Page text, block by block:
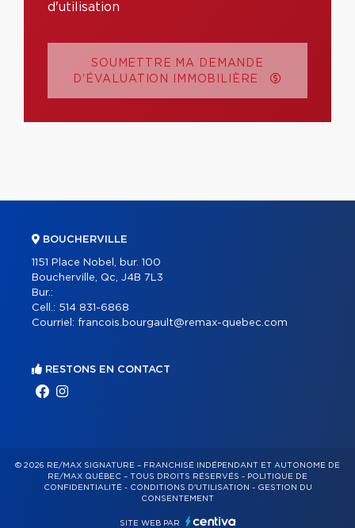
d'utilisation
SOUMETTRE MA DEMANDE
D'ÉVALUATION IMMOBILIÈRE
BOUCHERVILLE
1151 Place Nobel, bur. 100
Boucherville, Qc, J4B 7L3
Bur.:
Cell.: 514 831-6868
Courriel: francois.bourgault@remax-quebec.com
RESTONS EN CONTACT
© 2026 RE/MAX SIGNATURE – FRANCHISÉ INDÉPENDANT ET AUTONOME DE
RE/MAX QUÉBEC – TOUS DROITS RÉSERVÉS - POLITIQUE DE
CONFIDENTIALITÉ- CONDITIONS D'UTILISATION - GESTION DU
CONSENTEMENT
SITE WEB PAR